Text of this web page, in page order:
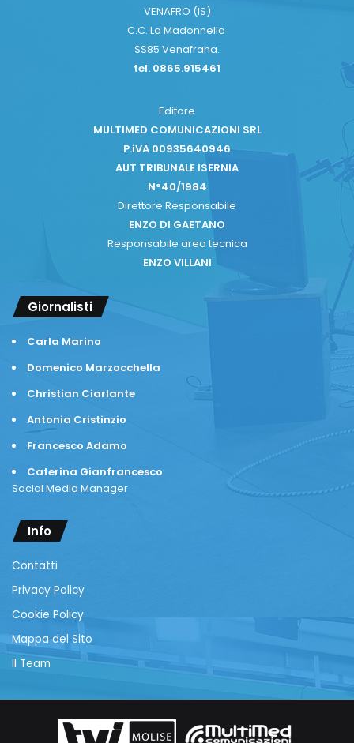
VENAFRO (IS)
C.C. La Madonnella
SS85 Venafrana.
tel. 0865.915461
Editore
MULTIMED COMUNICAZIONI SRL
P.iVA 00935640946
AUT TRIBUNALE ISERNIA
N°40/1984
Direttore Responsabile
ENZO DI GAETANO
Responsabile area tecnica
ENZO VILLANI
Giornalisti
Carla Marino
Domenico Marzocchella
Christian Ciarlante
Antonia Cristinzio
Francesco Adamo
Caterina Gianfrancesco
Social Media Manager
Info
Contatti
Privacy Policy
Cookie Policy
Mappa del Sito
Il Team